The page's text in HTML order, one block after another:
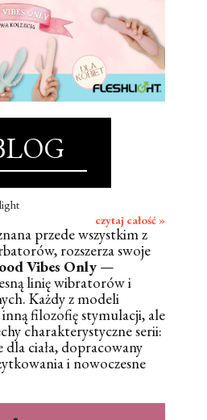
czytaj całość »
przede wszystkim z
rozszerza swoje
Vibes Only —
linię wibratorów i
Każdy z modeli
filozofię stymulacji, ale
charakterystyczne serii:
dla ciała, dopracowany
i nowoczesne